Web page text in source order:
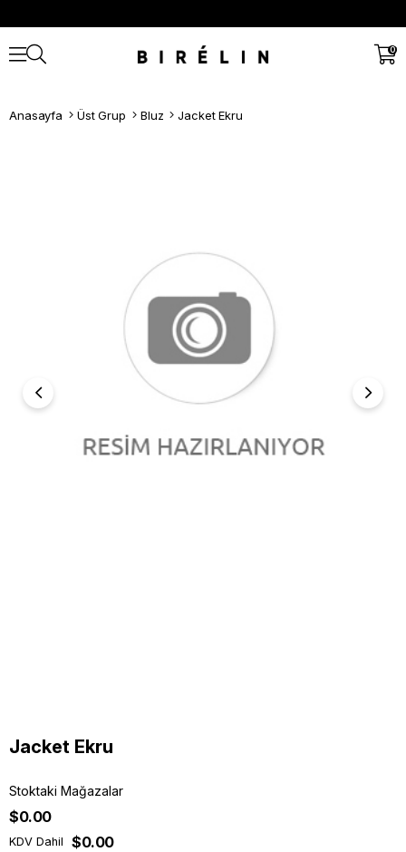
0
Anasayfa Üst Grup Bluz Jacket Ekru
Jacket Ekru
Stoktaki Mağazalar
$0.00
KDV Dahil $0.00